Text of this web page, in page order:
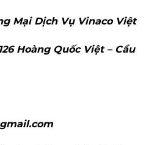
Mại Dịch VụVinaco Việt
Hoàng Quốc Việt – Cầu